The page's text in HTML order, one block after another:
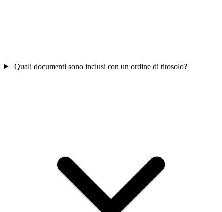
Quali documenti sono inclusi con un ordine di tirosolo?